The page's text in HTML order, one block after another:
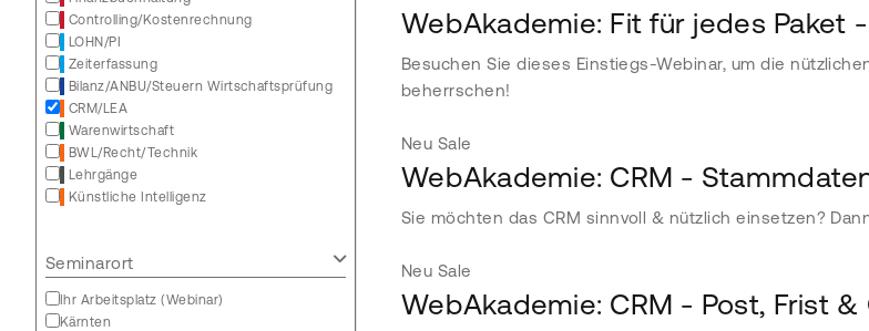
Controlling/Kostenrechnung
LOHN/PI
Zeiterfassung
Bilanz/ANBU/Steuern Wirtschaftsprüfung
CRM/LEA
Warenwirtschaft
BWL/Recht/Technik
Lehrgänge
Künstliche Intelligenz
Seminarort
Ihr Arbeitsplatz (Webinar)
Kärnten
WebAkademie: Fit für jedes Paket
Besuchen Sie dieses Einstiegs-Webinar, um die
beherrschen!
Neu Sale
WebAkademie: CRM -
Sie möchten das CRM sinnvoll & nützlich einsetzen?
Neu Sale
WebAkademie: CRM - Post, Frist &